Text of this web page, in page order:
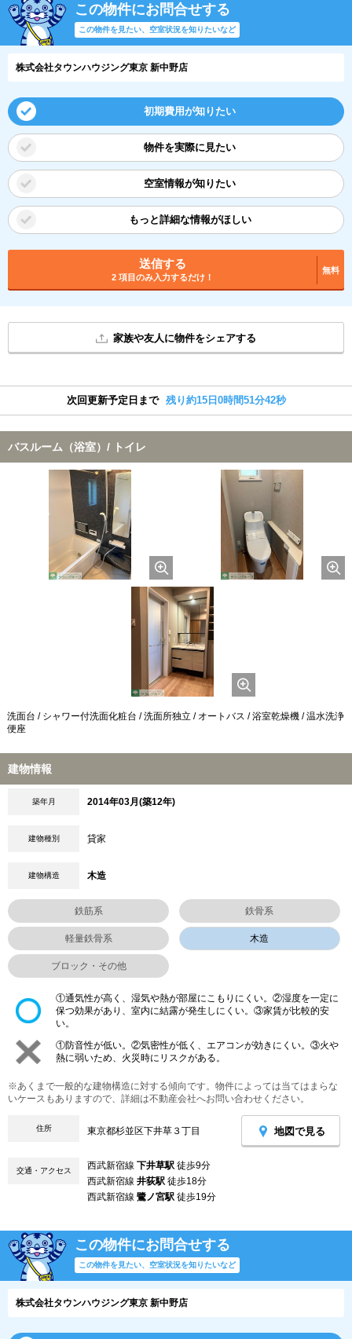
この物件にお問合せする
この物件を見たい、空室状況を知りたいなど
株式会社タウンハウジング東京 新中野店
初期費用が知りたい
物件を実際に見たい
空室情報が知りたい
もっと詳細な情報がほしい
送信する
2 項目のみ入力するだけ！
無料
家族や友人に物件をシェアする
次回更新予定日まで 残り約15日0時間51分42秒
バスルーム（浴室）/ トイレ
洗面台 / シャワー付洗面化粧台 / 洗面所独立 / オートバス / 浴室乾燥機 / 温水洗浄
便座
建物情報
築年月 2014年03月(築12年)
建物種別 貸家
建物構造 木造
鉄筋系 鉄骨系
軽量鉄骨系 木造
ブロック・その他
①通気性が高く、湿気や熱が部屋にこもりにくい。②湿度を一定に
保つ効果があり、室内に結露が発生しにくい。③家賃が比較的安
い。
①防音性が低い。②気密性が低く、エアコンが効きにくい。③火や
熱に弱いため、火災時にリスクがある。
※あくまで一般的な建物構造に対する傾向です。物件によっては当てはまらな
いケースもありますので、詳細は不動産会社へお問い合わせください。
住所 東京都杉並区下井草３丁目 地図で見る
交通・アクセス 西武新宿線 下井草駅 徒歩9分
西武新宿線 井荻駅 徒歩18分
西武新宿線 鷺ノ宮駅 徒歩19分
この物件にお問合せする
この物件を見たい、空室状況を知りたいなど
株式会社タウンハウジング東京 新中野店